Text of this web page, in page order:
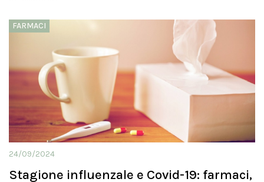
FARMACI
24/09/2024
Stagione influenzale e Covid-19: farmaci,